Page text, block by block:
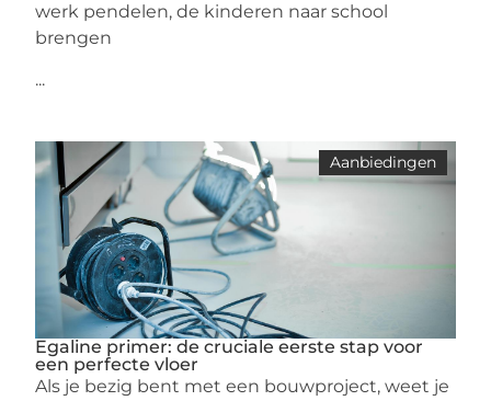
werk pendelen, de kinderen naar school
brengen
...
Aanbiedingen
Egaline primer: de cruciale eerste stap voor
een perfecte vloer
Als je bezig bent met een bouwproject, weet je